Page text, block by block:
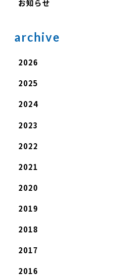
お知らせ
archive
2026
2025
2024
2023
2022
2021
2020
2019
2018
2017
2016